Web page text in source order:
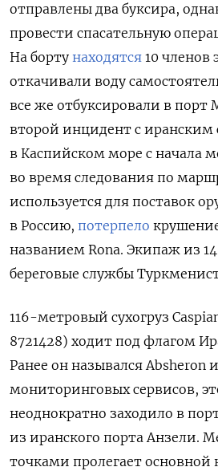
отправлены два буксира,
провести спасательную
На борту находятся 10 членов
откачивали воду
все же отбуксировали в порт
второй инцидент с иранским
в Каспийском море с начала
во время следования по
используется для поставок
в Россию, потерпело
названием Rona. Экипаж из
береговые службы
116-метровый сухогруз
8721428) ходит под флагом
Ранее он назывался Absheron
мониторинговых сервисов,
неоднократно заходило в
из иранского порта Анзели.
точками пролегает основной